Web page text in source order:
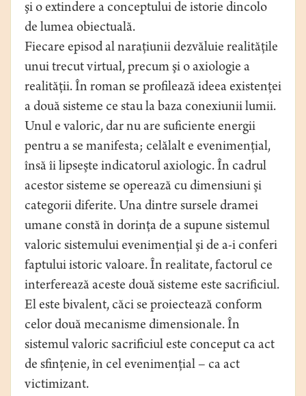
şi o extindere a conceptului de istorie dincolo
de lumea obiectuală.
Fiecare episod al naraţiunii dezvăluie realităţile
unui trecut virtual, precum şi o axiologie a
realităţii. În roman se profilează ideea existenţei
a două sisteme ce stau la baza conexiunii lumii.
Unul e valoric, dar nu are suficiente energii
pentru a se manifesta; celălalt e evenimenţial,
însă îi lipseşte indicatorul axiologic. În cadrul
acestor sisteme se operează cu dimensiuni şi
categorii diferite. Una dintre sursele dramei
umane constă în dorinţa de a supune sistemul
valoric sistemului evenimenţial şi de a-i conferi
faptului istoric valoare. În realitate, factorul ce
interferează aceste două sisteme este sacrificiul.
El este bivalent, căci se proiectează conform
celor două mecanisme dimensionale. În
sistemul valoric sacrificiul este conceput ca act
de sfinţenie, în cel evenimenţial – ca act
victimizant.